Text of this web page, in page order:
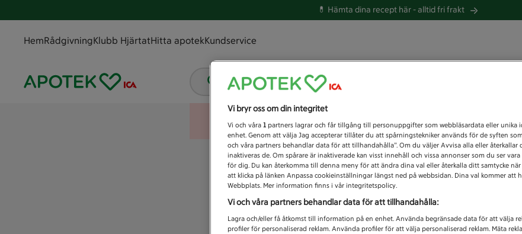
💊 Hämta dina recept här -alltid fri frakt
HemRådgivningKlubb HjärtatHitta apotekKundservice
Vad letar du efter idag?
Unknown error
Vi bryr oss om din integritet
Vi och våra 1 partners lagrar och får tillgång till personuppgifter som webbläsardata eller unika
enhet. Genom att välja Jag accepterar tillåter du att spårningstekniker används för de syften
och våra partners behandlar data för att tillhandahålla”. Om du väljer Avvisa alla eller återkallar
inaktiveras de. Om spårare är inaktiverade kan visst innehåll och vissa annonser som du ser
för dig. Du kan återkomma till denna meny för att ändra dina val eller återkalla ditt samtycke
att klicka på länken Anpassa cookieinställningar längst ned på webbsidan. Dina val kommer att
Webbplats. Mer information finns i vår integritetspolicy.
Vi och våra partners behandlar data för att tillhandahålla:
Lagra och/eller få åtkomst till information på en enhet. Använda begränsade data för att välja
profiler för personaliserad reklam. Använda profiler för att välja personaliserad reklam. Mäta